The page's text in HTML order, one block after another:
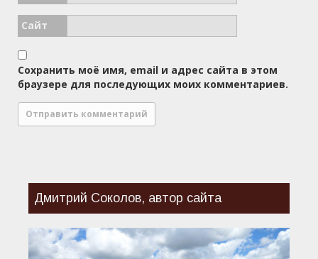
Сайт
Сохранить моё имя, email и адрес сайта в этом
браузере для последующих моих комментариев.
Дмитрий Соколов, автор сайта